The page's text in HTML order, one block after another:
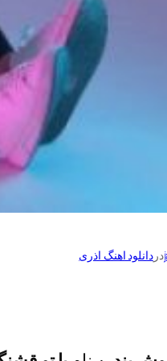
دردانلود اهنگ اذری